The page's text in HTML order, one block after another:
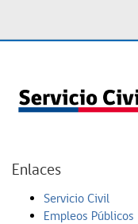
Enlaces
Servicio Civil
Empleos Públicos